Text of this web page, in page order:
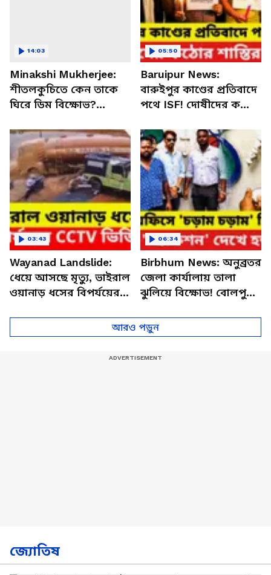
Minakshi Mukherjee:
শীতলকুচিতে কেন তাকে
ঘিরে ডিম বিক্ষোভ?
মীনাক্ষীর
14:03
Baruipur News:
বারুইপুর কাণ্ডের প্রতিবাদে
পথে ISF! দোষীদের কঠোর
বিক্ষোভ
05:50
Wayanad Landslide:
ধেয়ে আসছে মৃত্যু, ভাইরাল
ওয়ানাড় ধসের বিপর্যয়ের
03:43
Birbhum News: অনুব্রতর
জেলা কার্যালায় তালা
ঝুলিয়ে বিক্ষোভ! বোলপুরে
'অ্যাকশন'
06:34
আরও পড়ুন
জ্যোতিষ